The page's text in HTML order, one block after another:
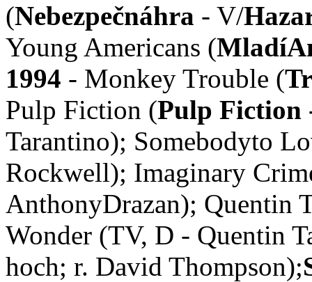
(Nebezpečnáhra - V/
Young Americans (
1994 - Monkey Trouble (
Pulp Fiction (Pulp Fiction
Tarantino); Somebodyto
Rockwell); Imaginary
AnthonyDrazan); Quentin
Wonder (TV, D - Quentin
hoch; r. David Thompson);